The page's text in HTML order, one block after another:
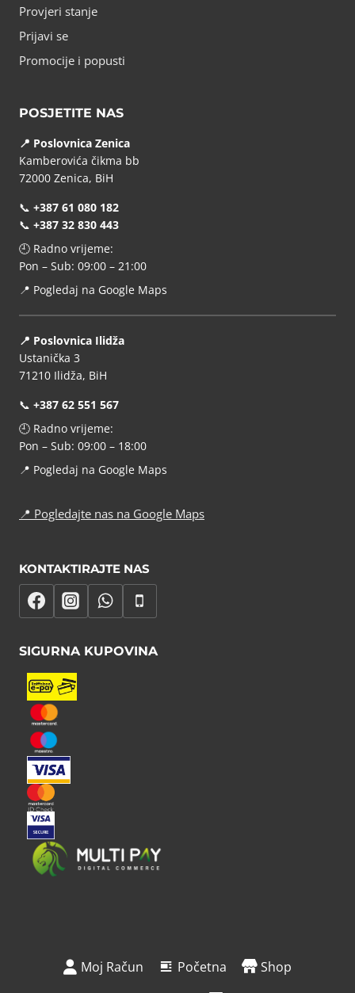
Provjeri stanje
Prijavi se
Promocije i popusti
POSJETITE NAS
📍 Poslovnica Zenica
Kamberovića čikma bb
72000 Zenica, BiH
📞 +387 61 080 182
📞 +387 32 830 443
🕘 Radno vrijeme:
Pon – Sub: 09:00 – 21:00
📍 Pogledaj na Google Maps
📍 Poslovnica Ilidža
Ustanička 3
71210 Ilidža, BiH
📞 +387 62 551 567
🕘 Radno vrijeme:
Pon – Sub: 09:00 – 18:00
📍 Pogledaj na Google Maps
📍 Pogledajte nas na Google Maps
KONTAKTIRAJTE NAS
SIGURNA KUPOVINA
Moj Račun Početna
Shop